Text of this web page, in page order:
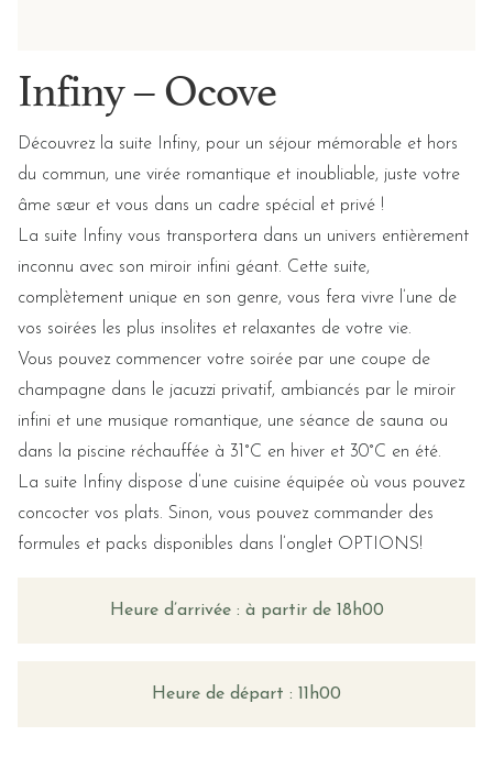
Infiny – Ocove
Découvrez la suite Infiny, pour un séjour mémorable et hors
du commun, une virée romantique et inoubliable, juste votre
âme sœur et vous dans un cadre spécial et privé !
La suite Infiny vous transportera dans un univers entièrement
inconnu avec son miroir infini géant. Cette suite,
complètement unique en son genre, vous fera vivre l’une de
vos soirées les plus insolites et relaxantes de votre vie.
Vous pouvez commencer votre soirée par une coupe de
champagne dans le jacuzzi privatif, ambiancés par le miroir
infini et une musique romantique, une séance de sauna ou
dans la piscine réchauffée à 31°C en hiver et 30°C en été.
La suite Infiny dispose d’une cuisine équipée où vous pouvez
concocter vos plats. Sinon, vous pouvez commander des
formules et packs disponibles dans l’onglet OPTIONS!
Heure d’arrivée : à partir de 18h00
Heure de départ : 11h00